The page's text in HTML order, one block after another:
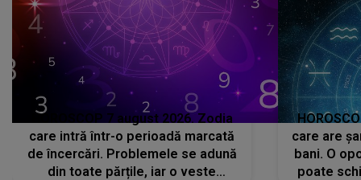
HOROSCOP 7 august 2026. Zodia
care intră într-o perioadă marcată
de încercări. Problemele se adună
din toate părțile, iar o veste
care are
bani. O
poate